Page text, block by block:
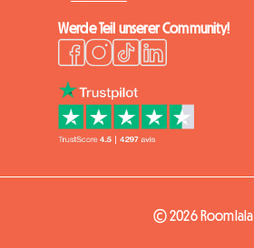
Werde Teil unserer Community!
© 2026 Roomlala